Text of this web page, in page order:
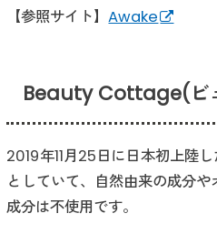
【参照サイト】Awake
Beauty Cottage(ビ
2019年11月25日に日本初上陸
としていて、自然由来の成分
成分は不使用です。